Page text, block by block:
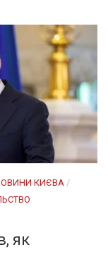
КИЄВА /
як